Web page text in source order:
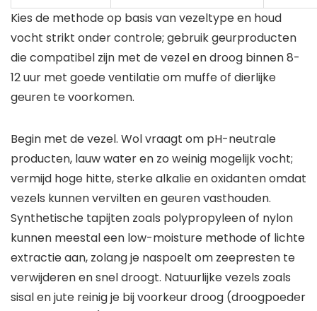
Kies de methode op basis van vezeltype en houd
vocht strikt onder controle; gebruik geurproducten
die compatibel zijn met de vezel en droog binnen 8-
12 uur met goede ventilatie om muffe of dierlijke
geuren te voorkomen.
Begin met de vezel. Wol vraagt om pH-neutrale
producten, lauw water en zo weinig mogelijk vocht;
vermijd hoge hitte, sterke alkalie en oxidanten omdat
vezels kunnen vervilten en geuren vasthouden.
Synthetische tapijten zoals polypropyleen of nylon
kunnen meestal een low-moisture methode of lichte
extractie aan, zolang je naspoelt om zeepresten te
verwijderen en snel droogt. Natuurlijke vezels zoals
sisal en jute reinig je bij voorkeur droog (droogpoeder